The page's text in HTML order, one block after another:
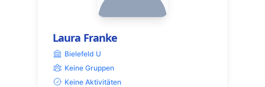
Laura Franke
Bielefeld U
Keine Gruppen
Keine Aktivitäten